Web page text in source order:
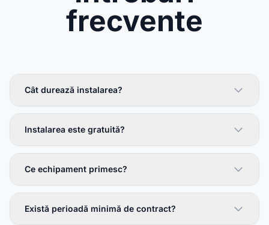
frecvente
Cât durează instalarea?
Instalarea este gratuită?
Ce echipament primesc?
Există perioadă minimă de contract?